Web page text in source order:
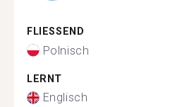
FLIESSEND
Polnisch
LERNT
Englisch